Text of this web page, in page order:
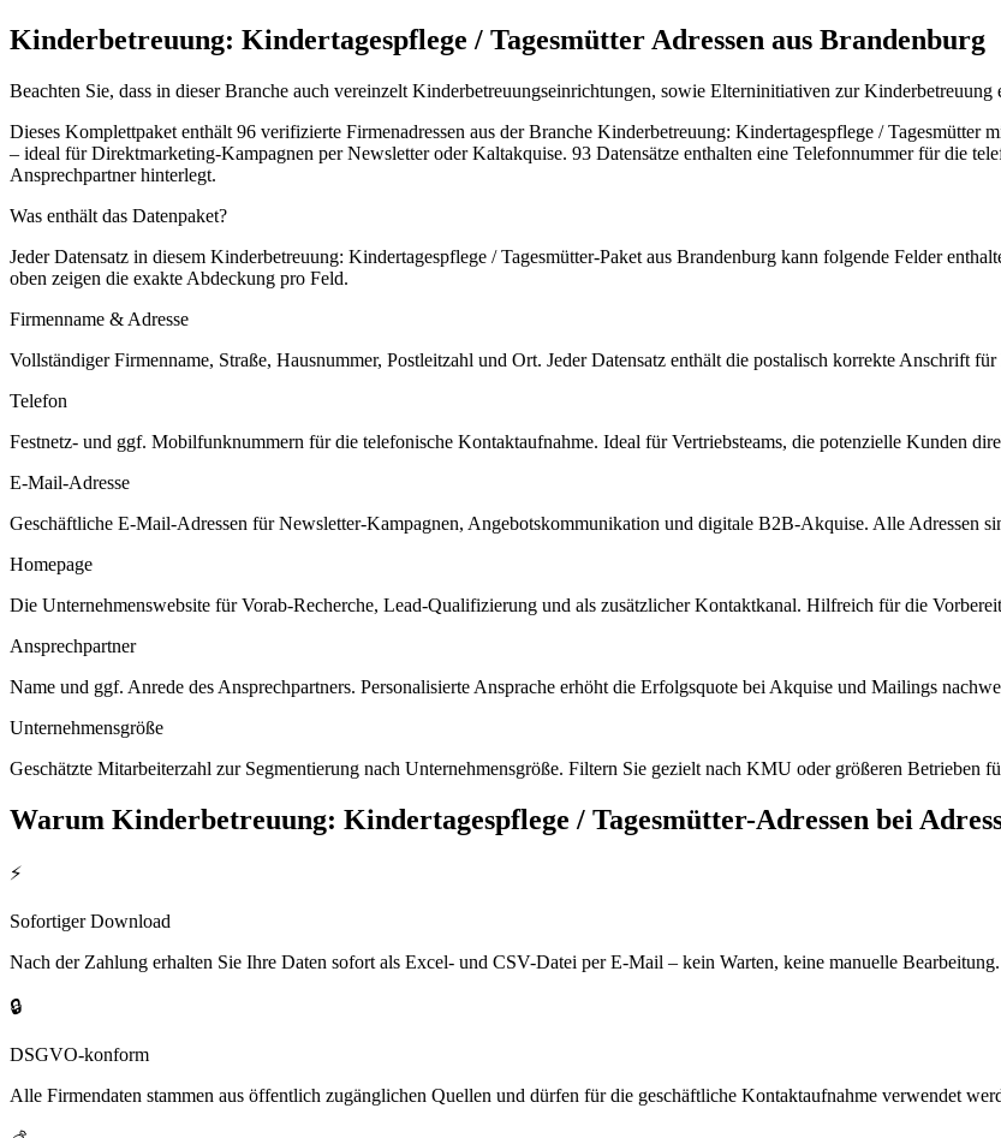
Kinderbetreuung: Kindertagespflege / Tagesmütter Adressen aus Brandenburg
Beachten Sie, dass in dieser Branche auch vereinzelt Kinderbetreuungseinrichtungen, sowie Elterninitiativen zur Kinderbetreuung
Dieses Komplettpaket enthält 96 verifizierte Firmenadressen aus der Branche Kinderbetreuung: Kindertagespflege / Tagesmütter
– ideal für Direktmarketing-Kampagnen per Newsletter oder Kaltakquise. 93 Datensätze enthalten eine Telefonnummer für die
Ansprechpartner hinterlegt.
Was enthält das Datenpaket?
Jeder Datensatz in diesem Kinderbetreuung: Kindertagespflege / Tagesmütter-Paket aus Brandenburg kann folgende Felder
oben zeigen die exakte Abdeckung pro Feld.
Firmenname & Adresse
Vollständiger Firmenname, Straße, Hausnummer, Postleitzahl und Ort. Jeder Datensatz enthält die postalisch korrekte Anschrift
Telefon
Festnetz- und ggf. Mobilfunknummern für die telefonische Kontaktaufnahme. Ideal für Vertriebsteams, die potenzielle Kunden
E-Mail-Adresse
Geschäftliche E-Mail-Adressen für Newsletter-Kampagnen, Angebotskommunikation und digitale B2B-Akquise. Alle Adressen
Homepage
Die Unternehmenswebsite für Vorab-Recherche, Lead-Qualifizierung und als zusätzlicher Kontaktkanal. Hilfreich für die
Ansprechpartner
Name und ggf. Anrede des Ansprechpartners. Personalisierte Ansprache erhöht die Erfolgsquote bei Akquise und Mailings
Unternehmensgröße
Geschätzte Mitarbeiterzahl zur Segmentierung nach Unternehmensgröße. Filtern Sie gezielt nach KMU oder größeren Betrieben
Warum Kinderbetreuung: Kindertagespflege / Tagesmütter-Adressen bei
⚡
Sofortiger Download
Nach der Zahlung erhalten Sie Ihre Daten sofort als Excel- und CSV-Datei per E-Mail – kein Warten, keine manuelle Bearbeitung.
🔒
DSGVO-konform
Alle Firmendaten stammen aus öffentlich zugänglichen Quellen und dürfen für die geschäftliche Kontaktaufnahme verwendet